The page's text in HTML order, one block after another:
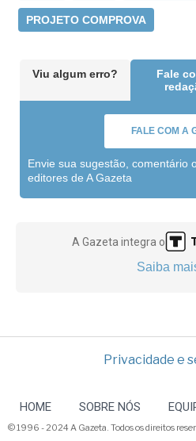
PROJETO COMPROVA
Viu algum erro?
Fale
FALE COM A
Envie sua sugestão, comentário
editores de A Gazeta
A Gazeta integra o
Saiba
Privacidade e
HOME SOBRE NÓS
© 1996 - 2024 A Gazeta. Todos os direitos